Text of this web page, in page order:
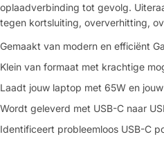
oplaadverbinding tot gevolg.
tegen kortsluiting, oververhitting,
Gemaakt van modern en efficiënt
Klein van formaat met krachtige
Laadt jouw laptop met 65W en
Wordt geleverd met USB-C naar
Identificeert probleemloos USB-C